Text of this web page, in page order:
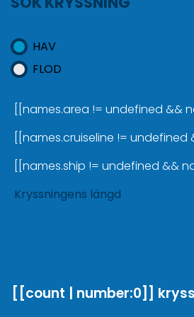
HAV
FLOD
[[names.area != undefined &&
[[names.cruiseline != undefined
[[names.ship != undefined &&
Kryssningens längd